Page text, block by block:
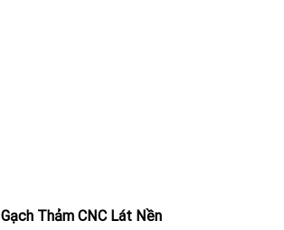
Gạch Thảm CNC Lát Nền